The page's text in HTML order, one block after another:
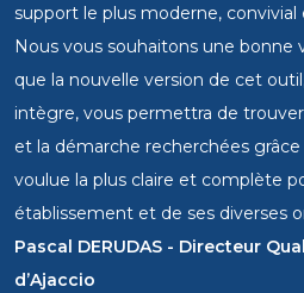
support le plus moderne,
Nous vous souhaitons une bonne
que la nouvelle version de cet
intègre, vous permettra de
et la démarche recherchées
voulue la plus claire et complète
établissement et de ses diverses
Pascal DERUDAS - Directeur
d’Ajaccio